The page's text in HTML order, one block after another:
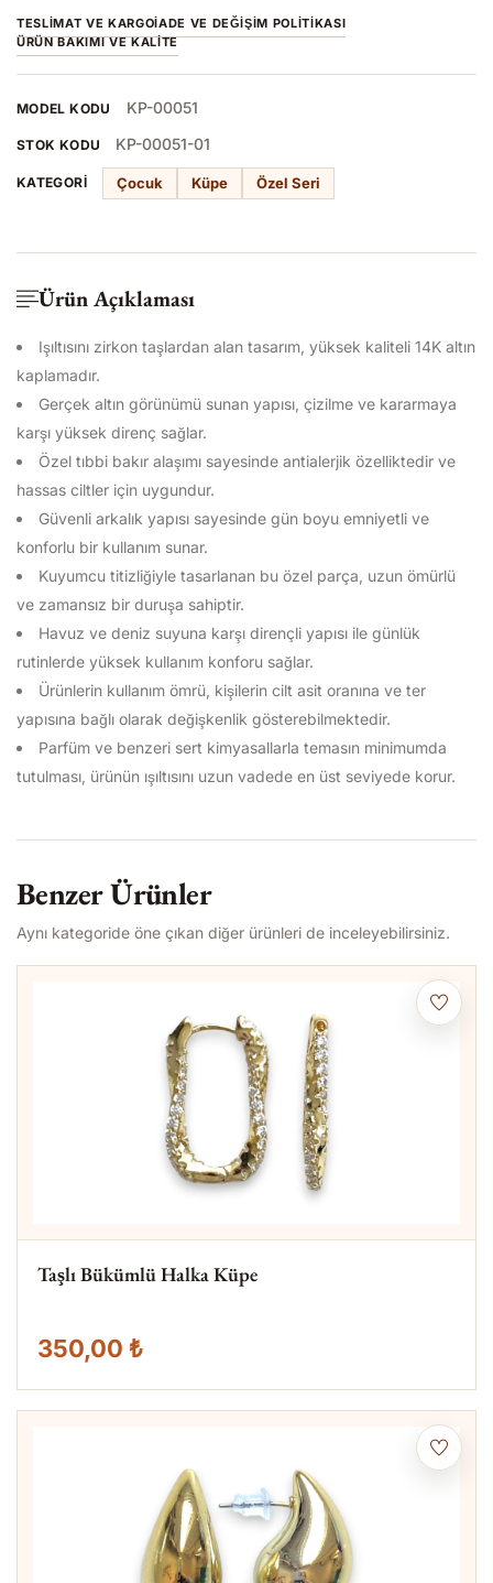
TESLIMAT VE KARGOİADE VE DEĞIŞIM POLITIKASI
ÜRÜN BAKIMI VE KALITE
MODEL KODU KP-00051
STOK KODU KP-00051-01
KATEGORI Çocuk Küpe Özel Seri
Ürün Açıklaması
Işıltısını zirkon taşlardan alan tasarım, yüksek kaliteli 14K altın
kaplamadır.
Gerçek altın görünümü sunan yapısı, çizilme ve kararmaya
karşı yüksek direnç sağlar.
Özel tıbbi bakır alaşımı sayesinde antialerjik özelliktedir ve
hassas ciltler için uygundur.
Güvenli arkalık yapısı sayesinde gün boyu emniyetli ve
konforlu bir kullanım sunar.
Kuyumcu titizliğiyle tasarlanan bu özel parça, uzun ömürlü
ve zamansız bir duruşa sahiptir.
Havuz ve deniz suyuna karşı dirençli yapısı ile günlük
rutinlerde yüksek kullanım konforu sağlar.
Ürünlerin kullanım ömrü, kişilerin cilt asit oranına ve ter
yapısına bağlı olarak değişkenlik gösterebilmektedir.
Parfüm ve benzeri sert kimyasallarla temasın minimumda
tutulması, ürünün ışıltısını uzun vadede en üst seviyede korur.
Benzer Ürünler
Aynı kategoride öne çıkan diğer ürünleri de inceleyebilirsiniz.
Taşlı Bükümlü Halka Küpe
350,00 ₺